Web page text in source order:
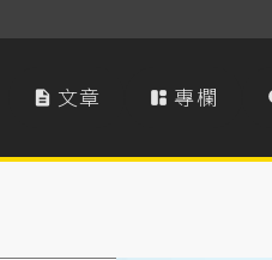
 文章  專欄